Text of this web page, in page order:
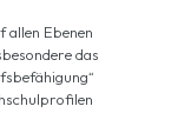
Ebenen
das